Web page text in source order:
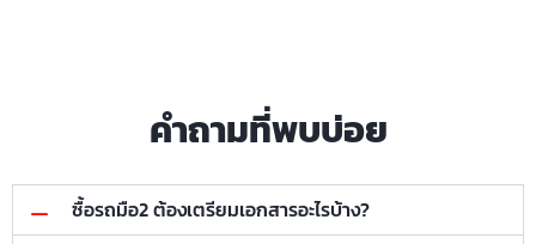
คำถามที่พบบ่อย
ซื้อรถมือ2 ต้องเตรียมเอกสารอะไรบ้าง?